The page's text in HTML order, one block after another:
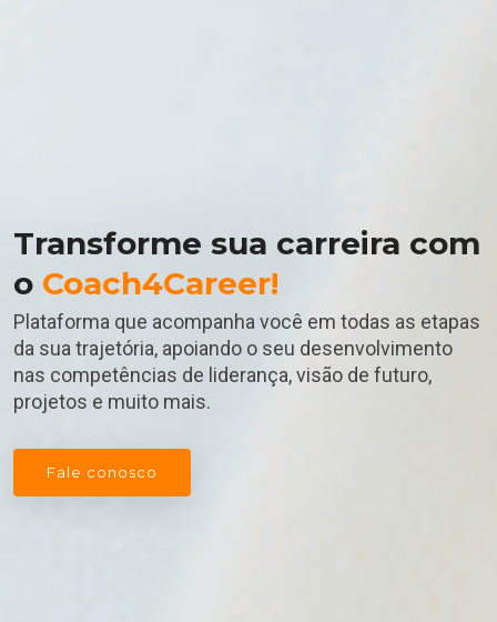
Transforme sua carreira com
o Coach4Career!
Plataforma que acompanha você em todas as etapas
da sua trajetória, apoiando o seu desenvolvimento
nas competências de liderança, visão de futuro,
projetos e muito mais.
Fale conosco